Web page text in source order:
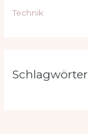
Technik
Schlagwörter